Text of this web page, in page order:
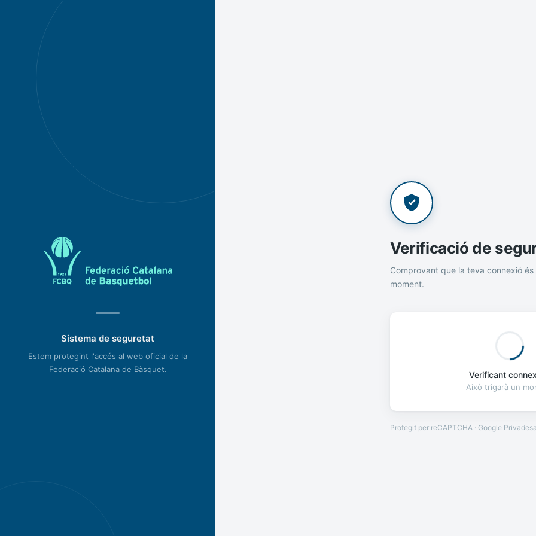
Sistema de seguretat
Estem protegint l'accés al web oficial de la
Federació Catalana de Bàsquet.
Verificació de
Comprovant que la teva connexió és
moment.
Verificant
Això trigarà un
Protegit per reCAPTCHA · Google Privadesa